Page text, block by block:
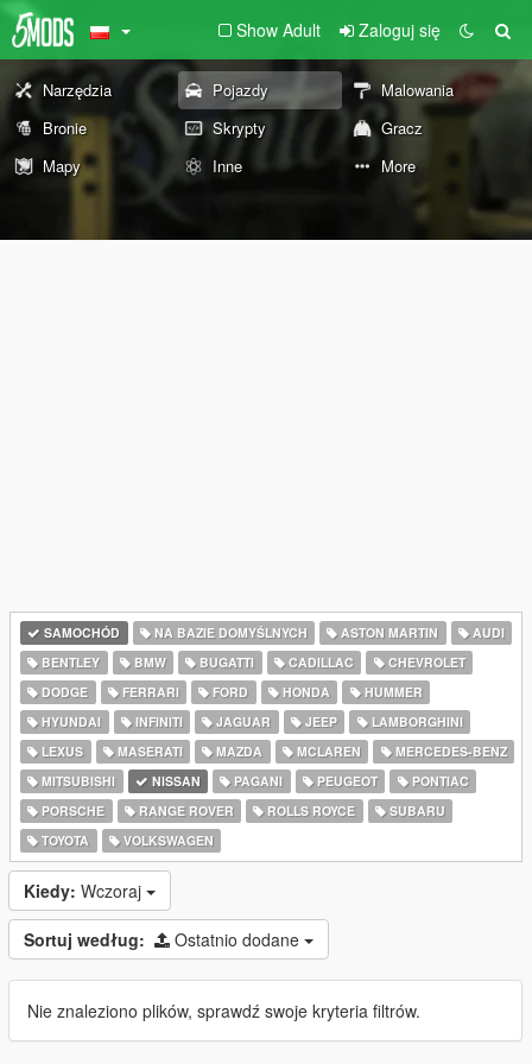
Show Adult Zaloguj się
Narzędzia Pojazdy
Malowania
Bronie
Skrypty
Gracz
Mapy
Inne More
SAMOCHÓD NA BAZIE DOMYŚLNYCH ASTON MARTIN
AUDI
BENTLEY
BMW BUGATTI CADILLAC
CHEVROLET
DODGE
FERRARI FORD HONDA
HUMMER
HYUNDAI
INFINITI JAGUAR JEEP
LAMBORGHINI
LEXUS
MASERATI MAZDA MCLAREN
MERCEDES-BENZ
MITSUBISHI
NISSAN PAGANI PEUGEOT
PONTIAC
PORSCHE
RANGE ROVER ROLLS ROYCE
SUBARU
TOYOTA
VOLKSWAGEN
Kiedy: Wczoraj
Sortuj według: Ostatnio dodane
Nie znaleziono plików, sprawdź swoje kryteria filtrów.